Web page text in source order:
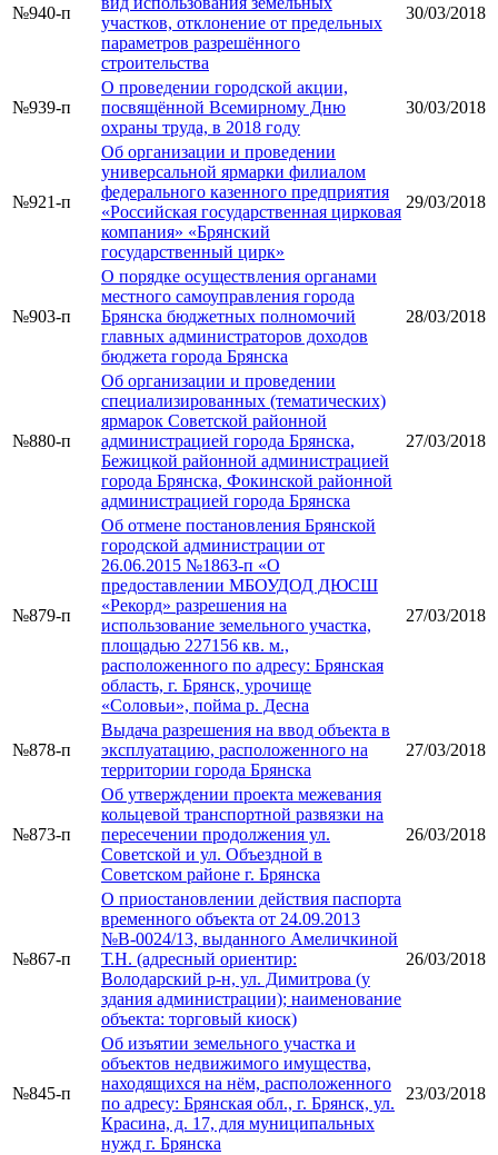
№940-п
участков, отклонение от предельных
параметров разрешённого
строительства
30/03/2018
№939-п
О проведении городской акции,
посвящённой Всемирному Дню
охраны труда, в 2018 году
30/03/2018
№921-п
Об организации и проведении
универсальной ярмарки филиалом
федерального казенного предприятия
«Российская государственная цирковая
компания» «Брянский
государственный цирк»
29/03/2018
№903-п
О порядке осуществления органами
местного самоуправления города
Брянска бюджетных полномочий
главных администраторов доходов
бюджета города Брянска
28/03/2018
№880-п
Об организации и проведении
специализированных (тематических)
ярмарок Советской районной
администрацией города Брянска,
Бежицкой районной администрацией
города Брянска, Фокинской районной
администрацией города Брянска
27/03/2018
№879-п
Об отмене постановления Брянской
городской администрации от
26.06.2015 №1863-п «О
предоставлении МБОУДОД ДЮСШ
«Рекорд» разрешения на
использование земельного участка,
площадью 227156 кв. м.,
расположенного по адресу: Брянская
область, г. Брянск, урочище
«Соловьи», пойма р. Десна
27/03/2018
№878-п
Выдача разрешения на ввод объекта в
эксплуатацию, расположенного на
территории города Брянска
27/03/2018
№873-п
Об утверждении проекта межевания
кольцевой транспортной развязки на
пересечении продолжения ул.
Советской и ул. Объездной в
Советском районе г. Брянска
26/03/2018
№867-п
О приостановлении действия паспорта
временного объекта от 24.09.2013
№В-0024/13, выданного Амеличкиной
Т.Н. (адресный ориентир:
Володарский р-н, ул. Димитрова (у
здания администрации); наименование
объекта: торговый киоск)
26/03/2018
№845-п
Об изъятии земельного участка и
объектов недвижимого имущества,
находящихся на нём, расположенного
по адресу: Брянская обл., г. Брянск, ул.
Красина, д. 17, для муниципальных
нужд г. Брянска
23/03/2018